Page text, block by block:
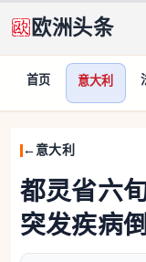
欧洲头条
首页 意大利
意大利
都灵省六
突发疾病